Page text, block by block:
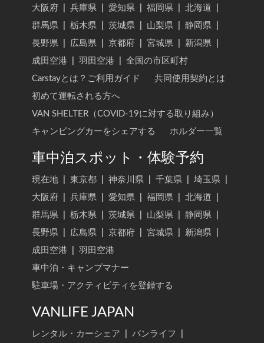
大阪府
兵庫県 愛知県 福岡県 北海道
群馬県
栃木県 茨城県 山梨県 静岡県
長野県
広島県 京都府 宮城県 新潟県
成田空港
羽田空港
全国の市区町村
Carstayとは？ご利用ガイド
共同使用契約とは
初めて運転される方へ
VAN SHELTER（COVID-19に対する取り組み）
キャンピングカーをシェアする
ホルダー一覧
車中泊スポット・体験予約
現在地 東京都 神奈川県 千葉県 埼玉県
大阪府
兵庫県 愛知県 福岡県 北海道
群馬県
栃木県 茨城県 山梨県 静岡県
長野県
広島県 京都府 宮城県 新潟県
成田空港
羽田空港
車中泊・キャンプマナー
駐車場・アクティビティを登録する
VANLIFE JAPAN
レンタル・カーシェア バンライフ